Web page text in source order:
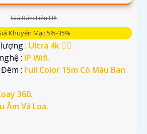
Giá Bán: Liên Hệ
Khuyến Mại: 5%-35%
: Ultra 4k 👍🏾 .
: IP Wifi.
: Full Color 15m Có Màu Ban
360.
Âm Và Loa.